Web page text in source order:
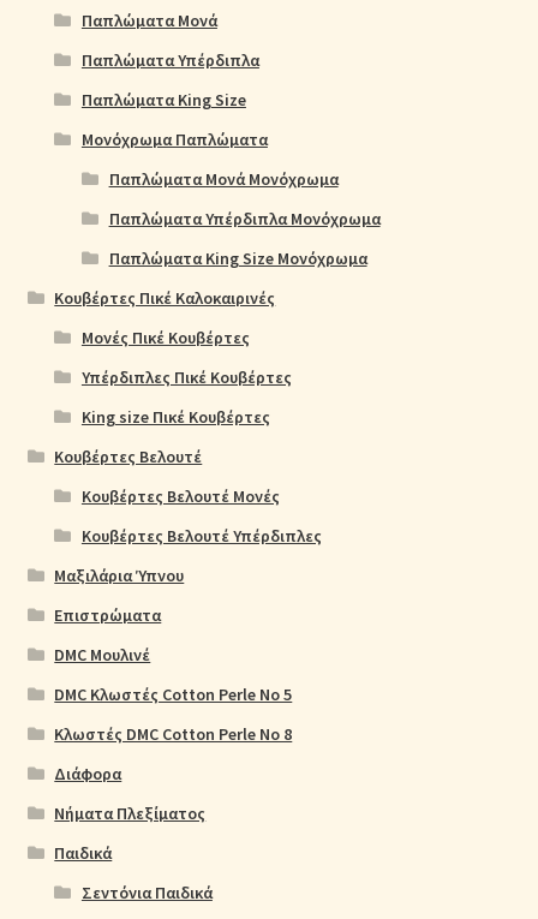
Παπλώματα Μονά
Παπλώματα Υπέρδιπλα
Παπλώματα King Size
Μονόχρωμα Παπλώματα
Παπλώματα Μονά Μονόχρωμα
Παπλώματα Υπέρδιπλα Μονόχρωμα
Παπλώματα King Size Μονόχρωμα
Κουβέρτες Πικέ Καλοκαιρινές
Μονές Πικέ Κουβέρτες
Υπέρδιπλες Πικέ Κουβέρτες
King size Πικέ Κουβέρτες
Κουβέρτες Βελουτέ
Κουβέρτες Βελουτέ Μονές
Κουβέρτες Βελουτέ Υπέρδιπλες
Μαξιλάρια Ύπνου
Επιστρώματα
DMC Μουλινέ
DMC Κλωστές Cotton Perle No 5
Κλωστές DMC Cotton Perle No 8
Διάφορα
Νήματα Πλεξίματος
Παιδικά
Σεντόνια Παιδικά